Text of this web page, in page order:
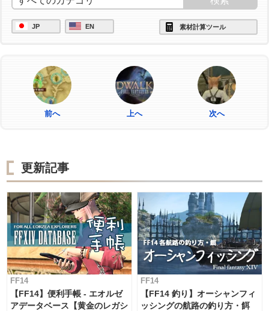
JP EN 素材計算ツール
前へ 上へ 次へ
更新記事
FF14
【FF14】便利手帳 - エオルゼ
アデータベース【黄金のレガシ
FF14
【FF14 釣り】オーシャンフィ
ッシングの航路の釣り方・餌